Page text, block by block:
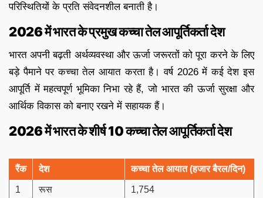
परिस्थितियों के प्रति संवेदनशील बनाती है।
2026 में भारत के प्रमुख कच्चा तेल आपूर्तिकर्ता देश
भारत अपनी बढ़ती अर्थव्यवस्था और ऊर्जा जरूरतों को पूरा करने के लिए
बड़े पैमाने पर कच्चा तेल आयात करता है। वर्ष 2026 में कई देश इस
आपूर्ति में महत्वपूर्ण भूमिका निभा रहे हैं, जो भारत की ऊर्जा सुरक्षा और
आर्थिक विकास को बनाए रखने में सहायक हैं।
2026में भारत के शीर्ष10कच्चा तेल आपूर्तिकर्ता देश
रैंक देश कच्चा तेल आयात (हजार बैरल/दिन)
1 रूस 1,754